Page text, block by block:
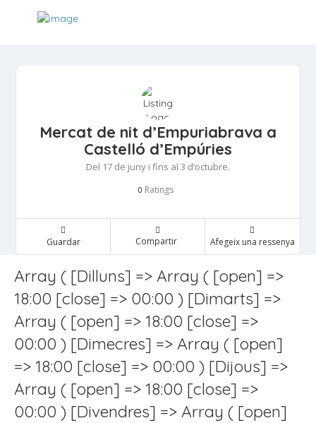
Mercat de nit d’Empuriabrava a
Castelló d’Empúries
Del 17 de juny i fins al 3 d’octubre.
0 Ratings
Guardar Compartir Afegeix una ressenya
Array ( [Dilluns] => Array ( [open] =>
18:00 [close] => 00:00 ) [Dimarts] =>
Array ( [open] => 18:00 [close] =>
00:00 ) [Dimecres] => Array ( [open]
=> 18:00 [close] => 00:00 ) [Dijous] =>
Array ( [open] => 18:00 [close] =>
00:00 ) [Divendres] => Array ( [open]